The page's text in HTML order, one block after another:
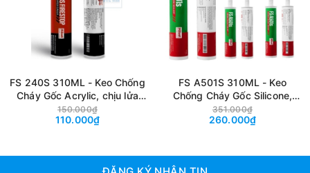
✔ Dễ thi công, cắt ghép và gia công
✔ Tuổi thọ cao trong môi trường công nghiệp
✔ Tương thích với hệ composite FRP và vật liệu chống cháy
FS 240S 310ML - Keo Chống
Cháy Gốc Acrylic, chịu lửa
đến 4H
150.000₫
110.000₫
FS A501S 310ML - Keo
Chống Cháy Gốc Silicone,
chịu nhiệt đến 1200 độ
351.000₫
260.000₫